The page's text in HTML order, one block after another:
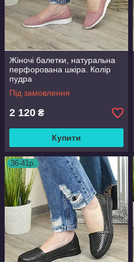
Жіночі балетки, натуральна
перфорована шкіра. Колір
пудра
Під замовлення
2 120 ₴
Купити
36-41р.